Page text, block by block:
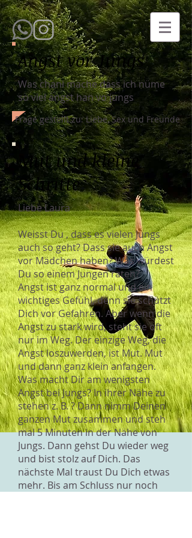
Angst vor Jungs
Was chani mache dass ich nüme
so viel angst han vo jungs
Frage gestellt zu: Liebe, Sex und Freunde
Mut und kleine
Schritte
Liebe Laura
Weisst Du , dass es vielen Jungs
auch so geht? Dass sie auch Angst
vor Mädchen haben? Was würdest
Du so einem Jungen raten?
Angst ist ganz normal und ein
wichtiges Gefühl, denn sie schützt
Dich vor Gefahren. Aber wenn die
Angst zu stark wird, steht sie oft
nur im Weg. Der einzige Weg, die
Angst loszuwerden, ist Mut. Mut
und dann ganz klein anfangen.
Was macht Dir am wenigsten
Angst bei Jungs? In ihrer Nähe zu
stehen z. B. ? Dann nimm Deinen
ganzen Mut zusammen und steh
mal 5 Minuten in der Nähe von
Jungs. Dann gehst Du wieder weg
und bist stolz auf Dich. Das
nächste Mal traust Du Dich etwas
mehr. Bis am Schluss nur noch